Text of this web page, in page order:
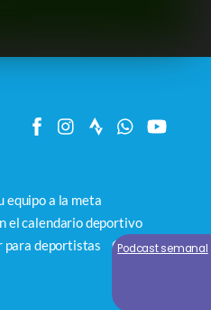
equipo a la meta
el calendario deportivo
para deportistas
Contacto
Podcast semanal